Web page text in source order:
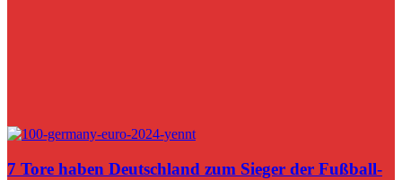
7 Tore haben Deutschland zum Sieger der Fußball-